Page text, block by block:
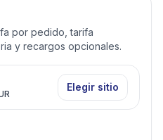
por pedido, tarifa
y recargos opcionales.
Elegir sitio